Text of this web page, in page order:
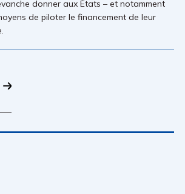
donner aux États – et notamment
de piloter le financement de leur